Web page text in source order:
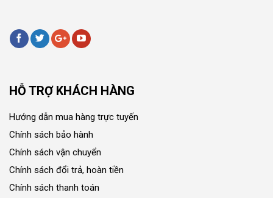
HỖ TRỢ KHÁCH HÀNG
Hướng dẫn mua hàng trực tuyến
Chính sách bảo hành
Chính sách vận chuyển
Chính sách đổi trả, hoàn tiền
Chính sách thanh toán